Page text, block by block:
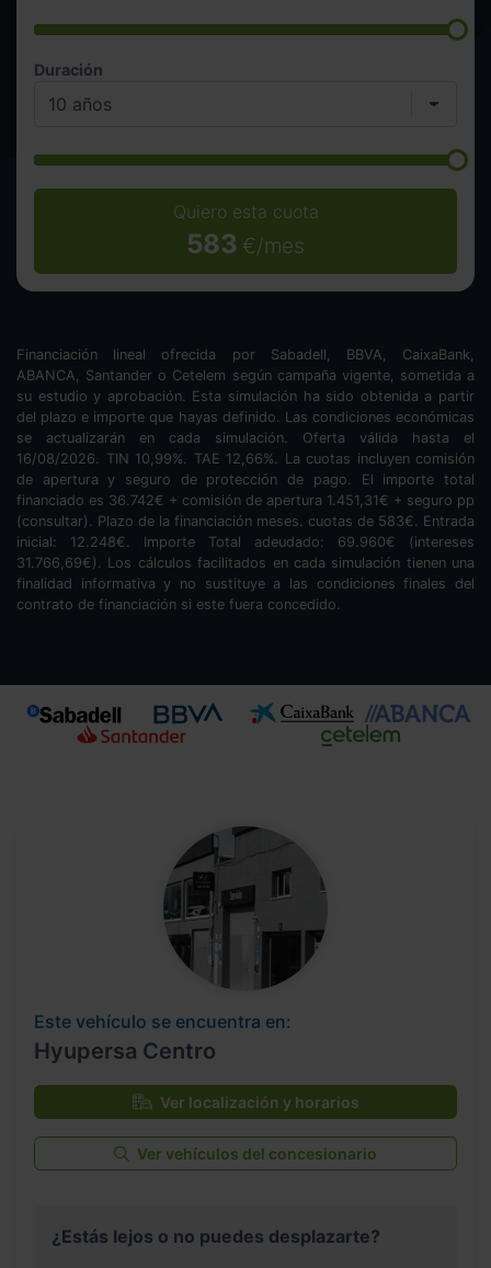
Duración
Quiero esta cuota
583 €/mes
Financiación lineal ofrecida por Sabadell, BBVA, CaixaBank,
ABANCA, Santander o Cetelem según campaña vigente, sometida a
su estudio y aprobación. Esta simulación ha sido obtenida a partir
del plazo e importe que hayas definido. Las condiciones económicas
se actualizarán en cada simulación. Oferta válida hasta el
16/08/2026. TIN 10,99%. TAE 12,66%. La cuotas incluyen comisión
de apertura y seguro de protección de pago. El importe total
financiado es 36.742€ + comisión de apertura 1.451,31€ + seguro pp
(consultar). Plazo de la financiación meses. cuotas de 583€. Entrada
inicial: 12.248€. Importe Total adeudado: 69.960€ (intereses
31.766,69€). Los cálculos facilitados en cada simulación tienen una
finalidad informativa y no sustituye a las condiciones finales del
contrato de financiación si este fuera concedido.
Este vehículo se encuentra en:
Hyupersa Centro
Ver localización y horarios
Ver vehículos del concesionario
¿Estás lejos o no puedes desplazarte?